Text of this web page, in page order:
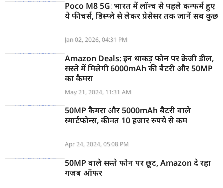
Poco M8 5G: भारत में लॉन्च से पहले कन्फर्म हुए
ये फीचर्स, डिस्प्ले से लेकर प्रेसेसर तक जानें सब कुछ
Jan 02, 2026, 04:31 PM
Amazon Deals: इन धाकड़ फोन पर क्रेजी डील,
सस्ते में मिलेगी 6000mAh की बैटरी और 50MP
का कैमरा
May 21, 2024, 11:31 AM
50MP कैमरा और 5000mAh बैटरी वाले
स्मार्टफोन्स, कीमत 10 हजार रुपये से कम
Apr 24, 2024, 05:08 PM
50MP वाले सस्ते फोन पर छूट, Amazon दे रहा
गजब ऑफर